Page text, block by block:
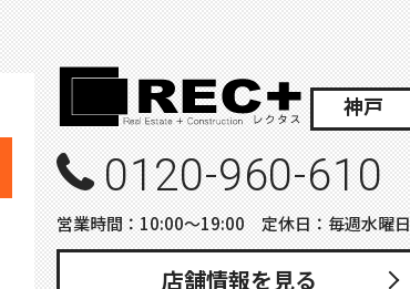
神戸
0120-960-610
営業時間：10:00〜19:00 定休日：毎週水曜日
店舗情報を見る